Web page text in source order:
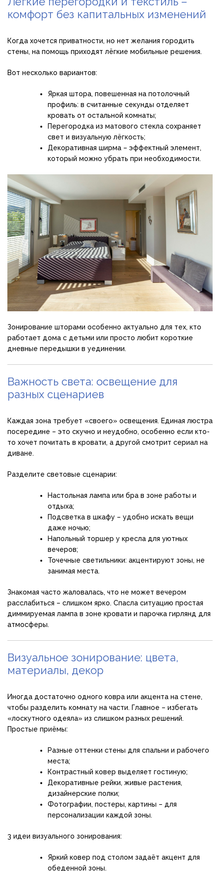
комфорт без капитальных изменений
Когда хочется приватности, но нет желания городить
стены, на помощь приходят лёгкие мобильные решения.
Вот несколько вариантов:
Яркая штора, повешенная на потолочный
профиль: в считанные секунды отделяет
кровать от остальной комнаты;
Перегородка из матового стекла сохраняет
свет и визуальную лёгкость;
Декоративная ширма – эффектный элемент,
который можно убрать при необходимости.
Зонирование шторами особенно актуально для тех, кто
работает дома с детьми или просто любит короткие
дневные передышки в уединении.
Важность света: освещение для
разных сценариев
Каждая зона требует «своего» освещения. Единая люстра
посередине – это скучно и неудобно, особенно если кто-
то хочет почитать в кровати, а другой смотрит сериал на
диване.
Разделите световые сценарии:
Настольная лампа или бра в зоне работы и
отдыха;
Подсветка в шкафу – удобно искать вещи
даже ночью;
Напольный торшер у кресла для уютных
вечеров;
Точечные светильники: акцентируют зоны, не
занимая места.
Знакомая часто жаловалась, что не может вечером
расслабиться – слишком ярко. Спасла ситуацию простая
диммируемая лампа в зоне кровати и парочка гирлянд для
атмосферы.
Визуальное зонирование: цвета,
материалы, декор
Иногда достаточно одного ковра или акцента на стене,
чтобы разделить комнату на части. Главное – избегать
«лоскутного одеяла» из слишком разных решений.
Простые приёмы:
Разные оттенки стены для спальни и рабочего
места;
Контрастный ковер выделяет гостиную;
Декоративные рейки, живые растения,
дизайнерские полки;
Фотографии, постеры, картины – для
персонализации каждой зоны.
3 идеи визуального зонирования:
Яркий ковер под столом задаёт акцент для
обеденной зоны.